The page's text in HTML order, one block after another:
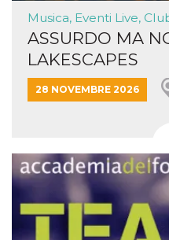
Musica, Eventi Live,
ASSURDO MA
LAKESCAPES
28 NOVEMBRE 2026